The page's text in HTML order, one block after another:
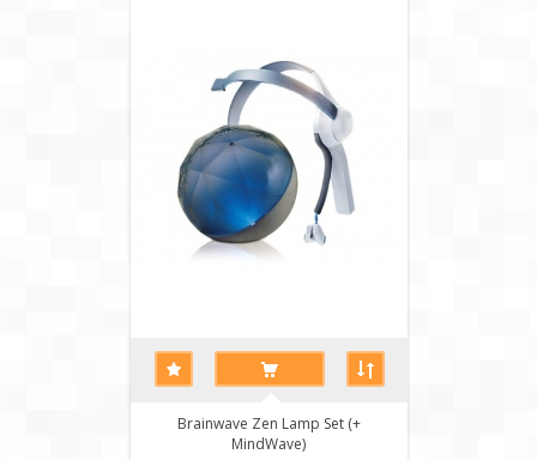
Brainwave Zen Lamp Set (+
MindWave)